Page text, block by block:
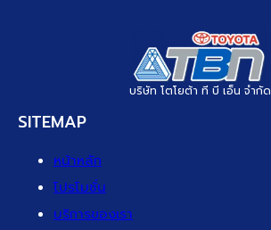
บริษัท โตโยต้า ที บี เอ็น จำกัด
SITEMAP
หน้าหลัก
โปรโมชั่น
บริการของเรา